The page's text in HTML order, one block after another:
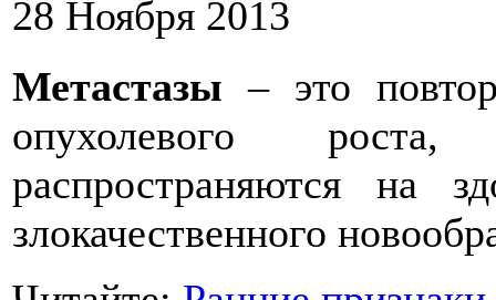
28 Ноября 2013
Метастазы – это
опухолевого
распространяются на
злокачественного